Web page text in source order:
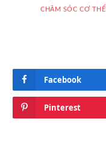
CHĂM SÓC CƠ THỂ
Facebook
Pinterest